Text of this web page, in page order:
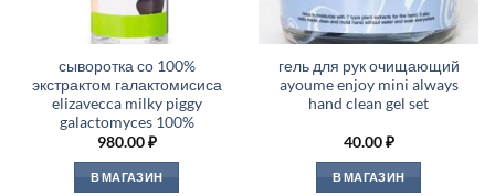
сыворотка со 100%
экстрактом галактомисиса
elizavecca milky piggy
galactomyces 100%
980.00₽
В МАГАЗИН
гель для рук очищающий
ayoume enjoy mini always
hand clean gel set
40.00₽
В МАГАЗИН